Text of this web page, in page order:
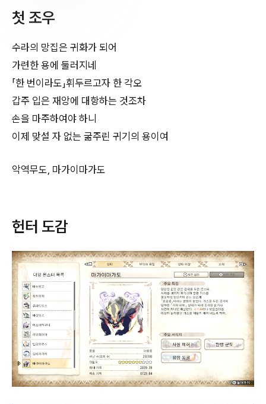
첫 조우
수라의 망집은 귀화가 되어
가련한 용에 둘러지네
「한 번이라도」휘두르고자 한 각오
갑주 입은 재앙에 대항하는 것조차
손을 마주하여야 하니
이제 맞설 자 없는 굶주린 귀기의 용이여
악역무도, 마가이마가도
헌터 도감